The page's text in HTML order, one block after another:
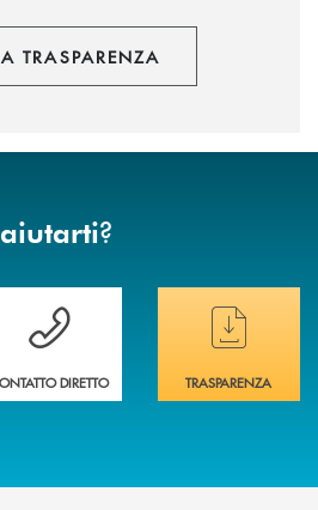
TRASPARENZA
aiutarti?
a te
Hai bisogno di assistenza immediata ?
DIRETTO
Hai bisogno di
TRASPARENZA